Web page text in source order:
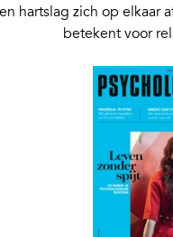
en hartslag zich op elkaar
betekent voor